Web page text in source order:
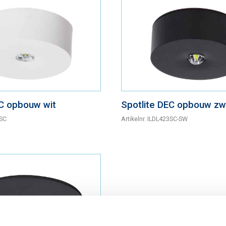
opbouw wit Spotlite DEC opbouw
Artikelnr. ILDL423SC-SW